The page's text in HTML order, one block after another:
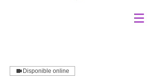
Disponible online